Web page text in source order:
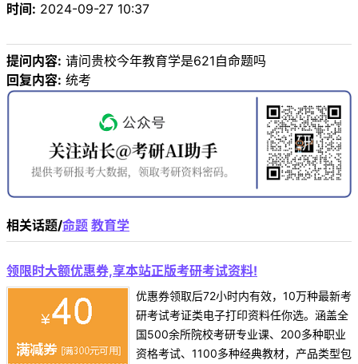
时间: 2024-09-27 10:37
提问内容: 请问贵校今年教育学是621自命题吗
回复内容: 统考
相关话题/命题 教育学
领限时大额优惠券,享本站正版考研考试资料!
优惠券领取后72小时内有效，10万种最新考
研考试考证类电子打印资料任你选。涵盖全
国500余所院校考研专业课、200多种职业
资格考试、1100多种经典教材，产品类型包